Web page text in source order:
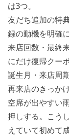
は3つ。
友だち追加の特
録の動機を明確
来店回数・最終
にだけ復帰クー
誕生月・来店周
再来店のきっか
空席が出やすい
押しする。こう
えていて初めて